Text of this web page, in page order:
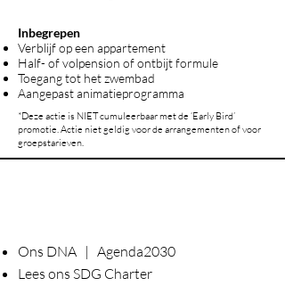
Inbegrepen
Verblijf op een appartement
Half- of volpension of ontbijt formule
Toegang tot het zwembad
Aangepast animatieprogramma
*Deze actie is NIET cumuleerbaar met de ‘Early Bird’
promotie. Actie niet geldig voor de arrangementen of voor
groepstarieven.
Ons DNA | Agenda2030
Lees ons SDG Charter